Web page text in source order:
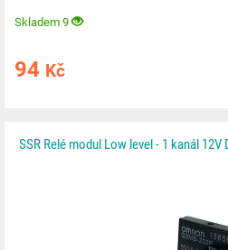
Skladem 9
94 Kč
SSR Relé modul Low level - 1 kanál 12V